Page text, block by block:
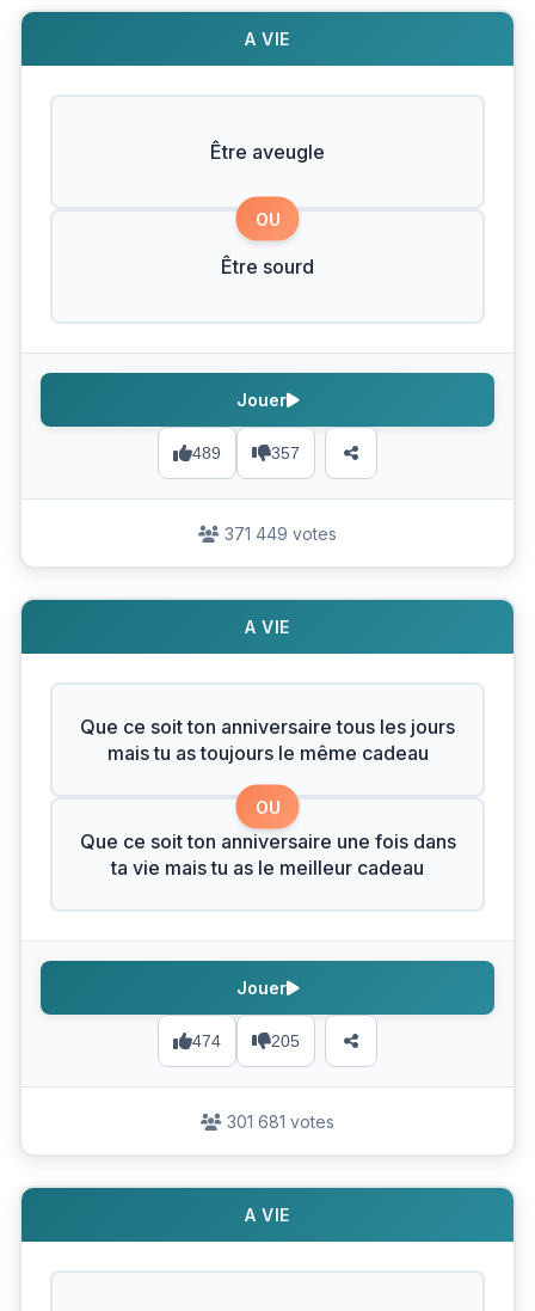
A VIE
Être aveugle
OU
Être sourd
489 357
Jouer
371 449 votes
A VIE
Que ce soit ton anniversaire tous les jours
mais tu as toujours le même cadeau
OU
Que ce soit ton anniversaire une fois dans
ta vie mais tu as le meilleur cadeau
474 205
Jouer
301 681 votes
A VIE